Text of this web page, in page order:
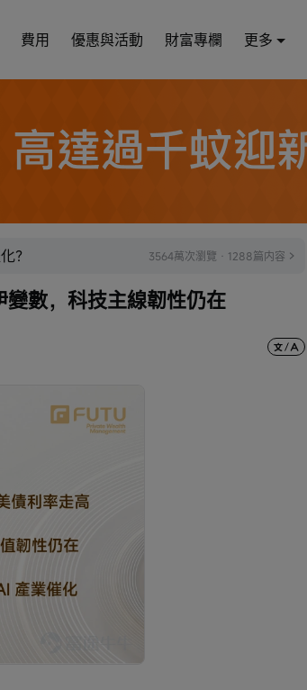
費用 優惠與活動 財富專欄 更多
？ 3564萬次瀏覽 · 1288篇内容
數，科技主線韌性仍在